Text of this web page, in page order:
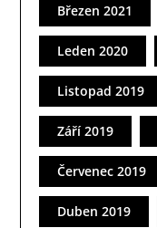
Březen 2021
Leden 2020
Listopad 2019
Září 2019
Červenec 2019
Duben 2019